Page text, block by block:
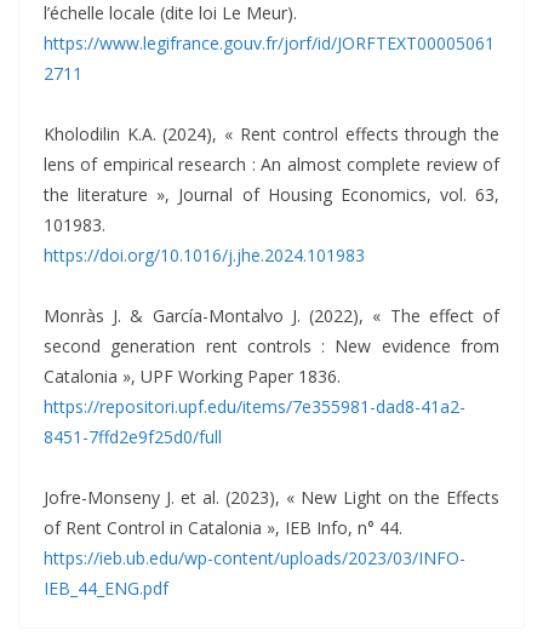
l’échelle locale (dite loi Le Meur).
https://www.legifrance.gouv.fr/jorf/id/JORFTEXT00005061
2711
Kholodilin K.A. (2024), « Rent control effects through the
lens of empirical research : An almost complete review of
the literature », Journal of Housing Economics, vol. 63,
101983.
https://doi.org/10.1016/j.jhe.2024.101983
Monràs J. & García-Montalvo J. (2022), « The effect of
second generation rent controls : New evidence from
Catalonia », UPF Working Paper 1836.
https://repositori.upf.edu/items/7e355981-dad8-41a2-
8451-7ffd2e9f25d0/full
Jofre-Monseny J. et al. (2023), « New Light on the Effects
of Rent Control in Catalonia », IEB Info, n° 44.
https://ieb.ub.edu/wp-content/uploads/2023/03/INFO-
IEB_44_ENG.pdf